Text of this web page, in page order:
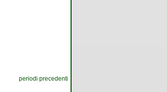
periodi precedenti